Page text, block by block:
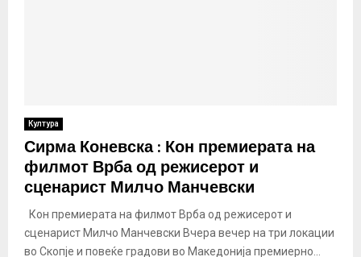
Култура
Сирма Коневска : Кон премиерата на
филмот Врба од режисерот и
сценарист Милчо Манчевски
Кон премиерата на филмот Врба од режисерот и
сценарист Милчо Манчевски Вчера вечер на три локации
во Скопје и повеќе градови во Македонија премиерно...